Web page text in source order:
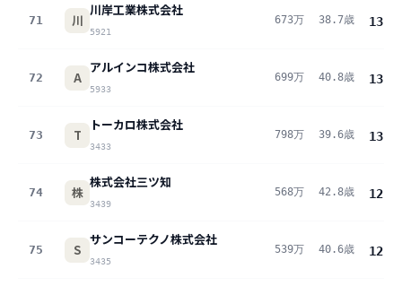
71 川
川岸工業株式会社
5921
673万 38.7歳 13.5
72 A
アルインコ株式会社
5933
699万 40.8歳 13.3
73 T
トーカロ株式会社
3433
798万 39.6歳 13.0
74 株
株式会社三ツ知
3439
568万 42.8歳 12.8
75 S
サンコーテクノ株式会社
3435
539万 40.6歳 12.5